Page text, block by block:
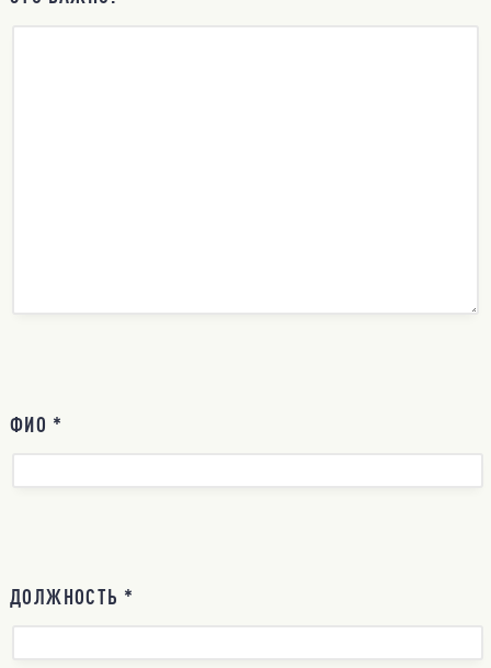
ФИО *
ДОЛЖНОСТЬ *